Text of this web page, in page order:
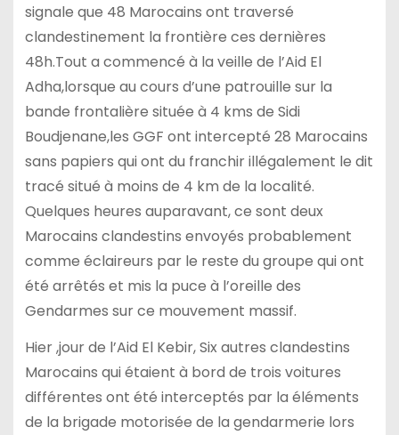
signale que 48 Marocains ont traversé
clandestinement la frontière ces dernières
48h.Tout a commencé à la veille de l’Aid El
Adha,lorsque au cours d’une patrouille sur la
bande frontalière située à 4 kms de Sidi
Boudjenane,les GGF ont intercepté 28 Marocains
sans papiers qui ont du franchir illégalement le dit
tracé situé à moins de 4 km de la localité.
Quelques heures auparavant, ce sont deux
Marocains clandestins envoyés probablement
comme éclaireurs par le reste du groupe qui ont
été arrêtés et mis la puce à l’oreille des
Gendarmes sur ce mouvement massif.
Hier ,jour de l’Aid El Kebir, Six autres clandestins
Marocains qui étaient à bord de trois voitures
différentes ont été interceptés par la éléments
de la brigade motorisée de la gendarmerie lors